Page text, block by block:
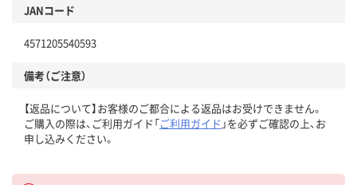
JANコード
4571205540593
備考（ご注意）
【返品について】お客様のご都合による返品はお受けできません。
ご購入の際は、ご利用ガイド「ご利用ガイド 」を必ずご確認の上、お
申し込みください。